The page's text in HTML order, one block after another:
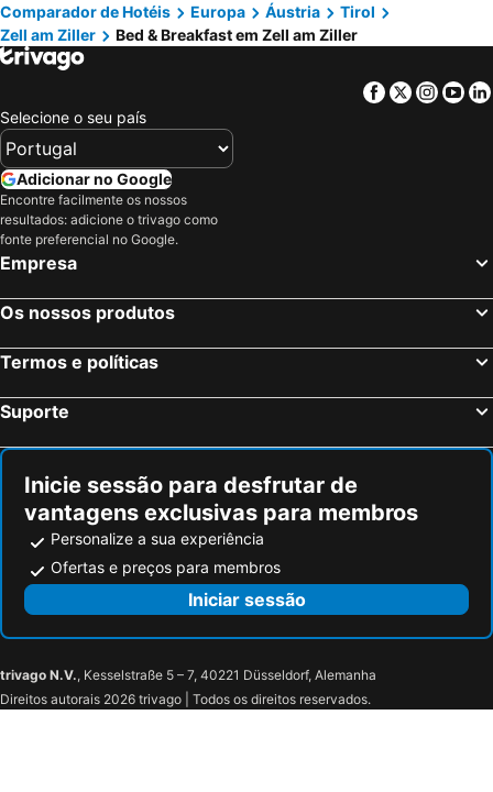
Mittersill, bed and breakfasts
Hippach, bed and breakfasts
Hintertux, bed and breakfasts Stumm, bed and breakfasts
Ahrntal, bed and breakfasts
St. Lorenzen, bed and breakfasts
Fügen / Hochfügen, bed and breakfasts
Brixen im Thale, bed and breakfasts
Hopfgarten im Brixental, bed and breakfasts
St. Jakob im Defereggental, bed and breakfasts
Gerlos, bed and breakfasts
Itter, bed and breakfasts
Aurach, bed and breakfasts
Thiersee, bed and breakfasts
Kufstein, bed and breakfasts
Schwendau, bed and breakfasts
Krimml, bed and breakfasts
Kirchberg, bed and breakfasts
Comparador de Hotéis Europa Áustria
Tirol
Zell am Ziller
Bed & Breakfast em Zell am Ziller
Facebook
Twitter
Selecione o seu país
Adicionar no Google
Encontre facilmente os nossos
resultados: adicione o trivago como
fonte preferencial no Google.
Empresa
Os nossos produtos
Termos e políticas
Suporte
Inicie sessão para desfrutar de
vantagens exclusivas para membros
Personalize a sua experiência
Ofertas e preços para membros
Iniciar sessão
trivago N.V., Kesselstraße 5 – 7, 40221 Düsseldorf, Alemanha
Direitos autorais 2026 trivago | Todos os direitos reservados.